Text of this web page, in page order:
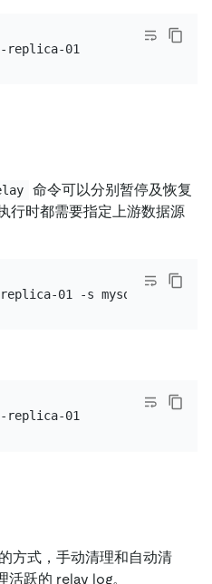
命令可以分别暂停及恢复
行时都需要指定上游数据源
方式，手动清理和自动清
跃的 relay log。